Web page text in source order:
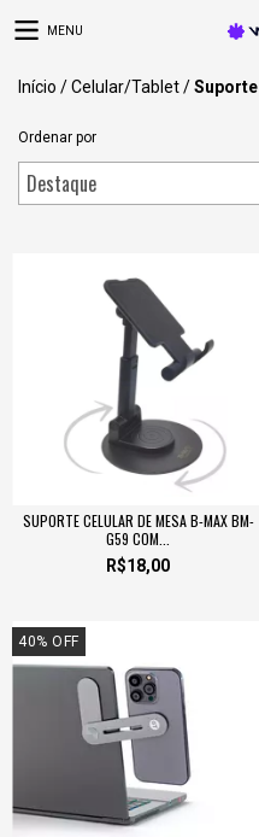
MENU
Início /Celular/Tablet/Suporte
Ordenar por
SUPORTE CELULAR DE MESA B-MAX BM-
G59 COM...
R$18,00
40% OFF